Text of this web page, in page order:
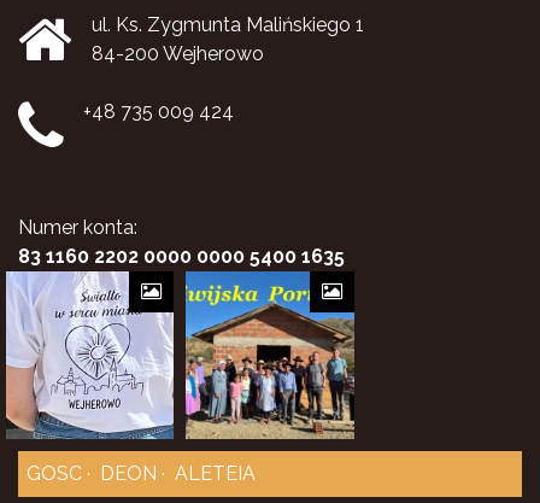
ul. Ks. Zygmunta Malińskiego 1
84-200 Wejherowo
+48 735 009 424
Numer konta:
83 1160 2202 0000 0000 5400 1635
GOSC DEON ALETEIA